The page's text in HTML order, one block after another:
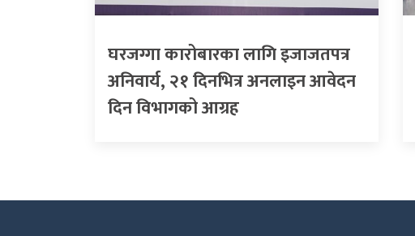
घरजग्गा कारोबारका लागि इजाजतपत्र
अनिवार्य, २१ दिनभित्र अनलाइन आवेदन
दिन विभागको आग्रह